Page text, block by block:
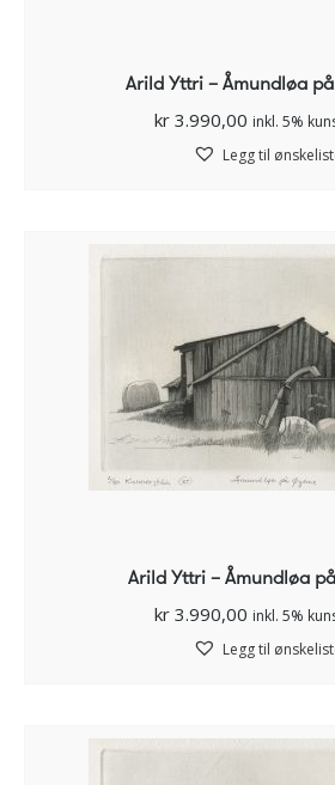
Arild Yttri – Åmundløa
kr 3.990,00 inkl. 5%
Legg til
Arild Yttri – Åmundløa
kr 3.990,00 inkl. 5%
Legg til